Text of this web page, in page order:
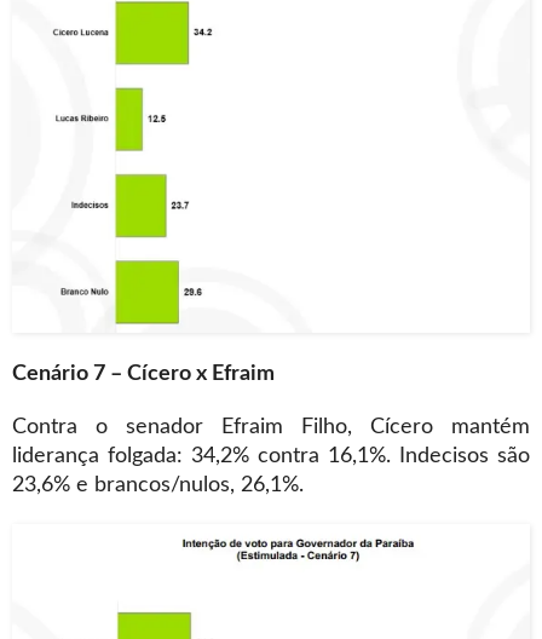
Cenário 7 – Cícero x Efraim
Contra o senador Efraim Filho, Cícero mantém
liderança folgada: 34,2% contra 16,1%. Indecisos são
23,6% e brancos/nulos, 26,1%.